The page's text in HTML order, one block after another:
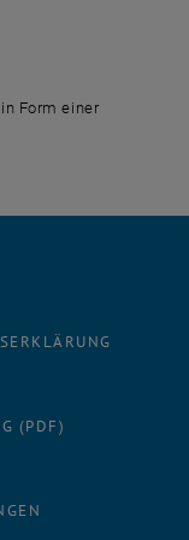
Form einer
Fenster
(PDF)